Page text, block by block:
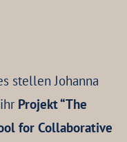
stellen Johanna
Projekt “The
for Collaborative